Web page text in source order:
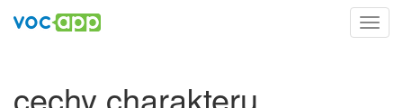
cechy charakteru